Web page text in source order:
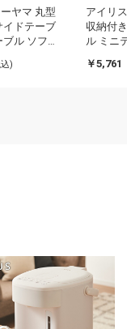
ヤマ 丸型
イドテーブ
ル ソファ
スチールフ
)
アイリ
収納付
ル ミニ
ル 円形
￥5,761